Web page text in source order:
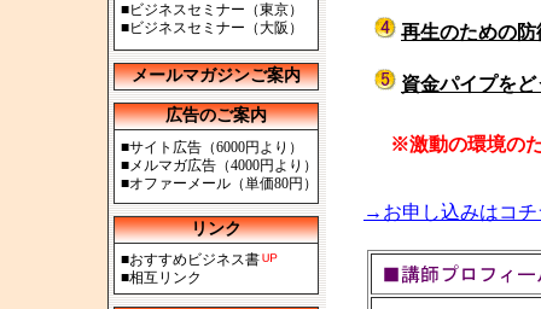
■ビジネスセミナー（東京）
■ビジネスセミナー（大阪）
メールマガジンご案内
広告のご案内
■サイト広告（6000円より）
■メルマガ広告（4000円より）
■オファーメール（単価80円）
リンク
■おすすめビジネス書
■相互リンク
再生のための
資金パイプを
※激動の環境の
→お申し込みはコチ